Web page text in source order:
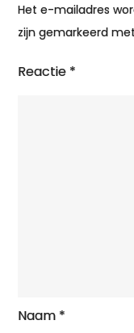
Het e-mailadres
zijn gemarkeerd met
Reactie *
Naam *